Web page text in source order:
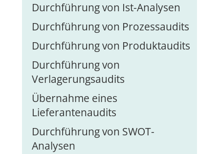
Durchführung von Ist-Analysen
Durchführung von Prozessaudits
Durchführung von Produktaudits
Durchführung von
Verlagerungsaudits
Übernahme eines
Lieferantenaudits
Durchführung von SWOT-
Analysen